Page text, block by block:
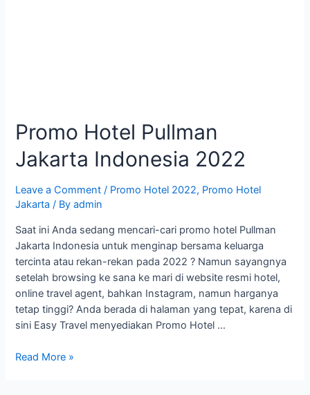
Promo Hotel Pullman
Jakarta Indonesia 2022
Leave a Comment / Promo Hotel 2022, Promo Hotel
Jakarta / Byadmin
Saat ini Anda sedang mencari-cari promo hotel Pullman
Jakarta Indonesia untuk menginap bersama keluarga
tercinta atau rekan-rekan pada 2022 ? Namun sayangnya
setelah browsing ke sana ke mari di website resmi hotel,
online travel agent, bahkan Instagram, namun harganya
tetap tinggi? Anda berada di halaman yang tepat, karena di
sini Easy Travel menyediakan Promo Hotel …
Promo
Read More »